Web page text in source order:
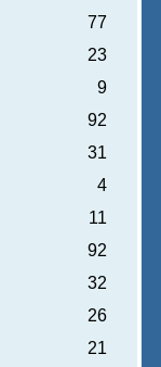
77
23
9
92
31
4
11
92
32
26
21